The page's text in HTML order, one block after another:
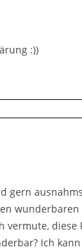
:))
gern
wunderbaren
vermute, diese
Ich